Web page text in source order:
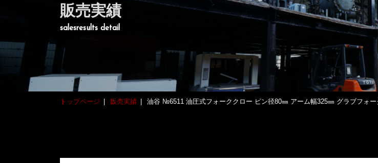
販売実績
salesresults detail
トップページ 販売実績 油谷 №6511 油圧式フォーククロー ピン径80㎜ アーム幅325㎜ グラブフォ